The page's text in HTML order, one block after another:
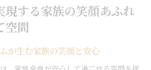
現する家族の笑顔あふれ
空間
が生む家族の笑顔と安心